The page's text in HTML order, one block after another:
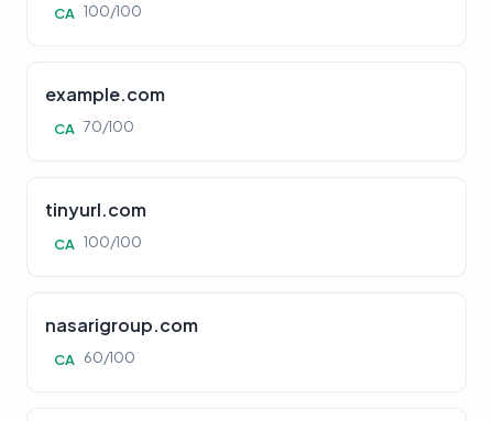
CA 100/100
example.com
CA 70/100
tinyurl.com
CA 100/100
nasarigroup.com
CA 60/100